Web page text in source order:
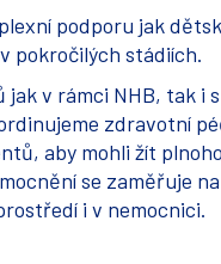
podporu jak
pokročilých stádiích.
v rámci NHB, tak i
zdravotní
aby mohli žít
se zaměřuje
i v nemocnici.